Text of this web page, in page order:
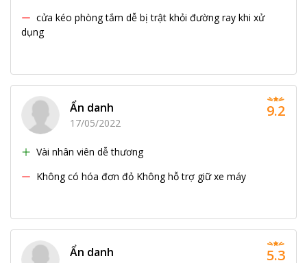
cửa kéo phòng tắm dễ bị trật khỏi đường ray khi xử
dụng
Ẩn danh
17/05/2022
Vài nhân viên dễ thương
Không có hóa đơn đỏ Không hỗ trợ giữ xe máy
9.2
Ẩn danh 5.3